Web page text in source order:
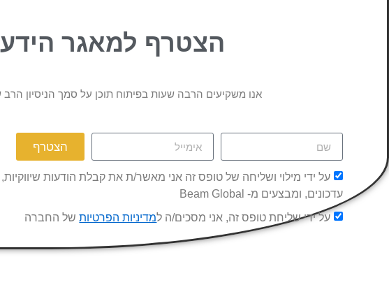
הצטרף למאגר הידע
אנו משקיעים הרבה שעות בפיתוח תוכן על סמך הניסיון
על ידי מילוי ושליחה של טופס זה אני מאשר/ת את קבלת הודעות שיווקיות,
עדכונים, ומבצעים מ- Beam Global
על ידי שליחת טופס זה, אני מסכים/ה למדיניות הפרטיותשל החברה
הצטרף